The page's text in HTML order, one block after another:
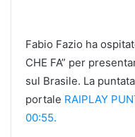
Fabio Fazio ha
CHE FA” per
sul Brasile. La
portale RAIPLAY
00:55.